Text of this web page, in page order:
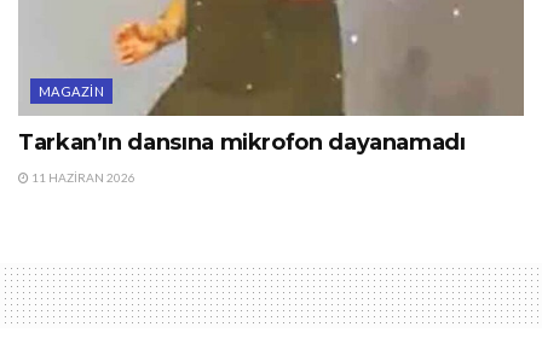
MAGAZIN
Tarkan’ın dansına mikrofon dayanamadı
11 HAZIRAN 2026